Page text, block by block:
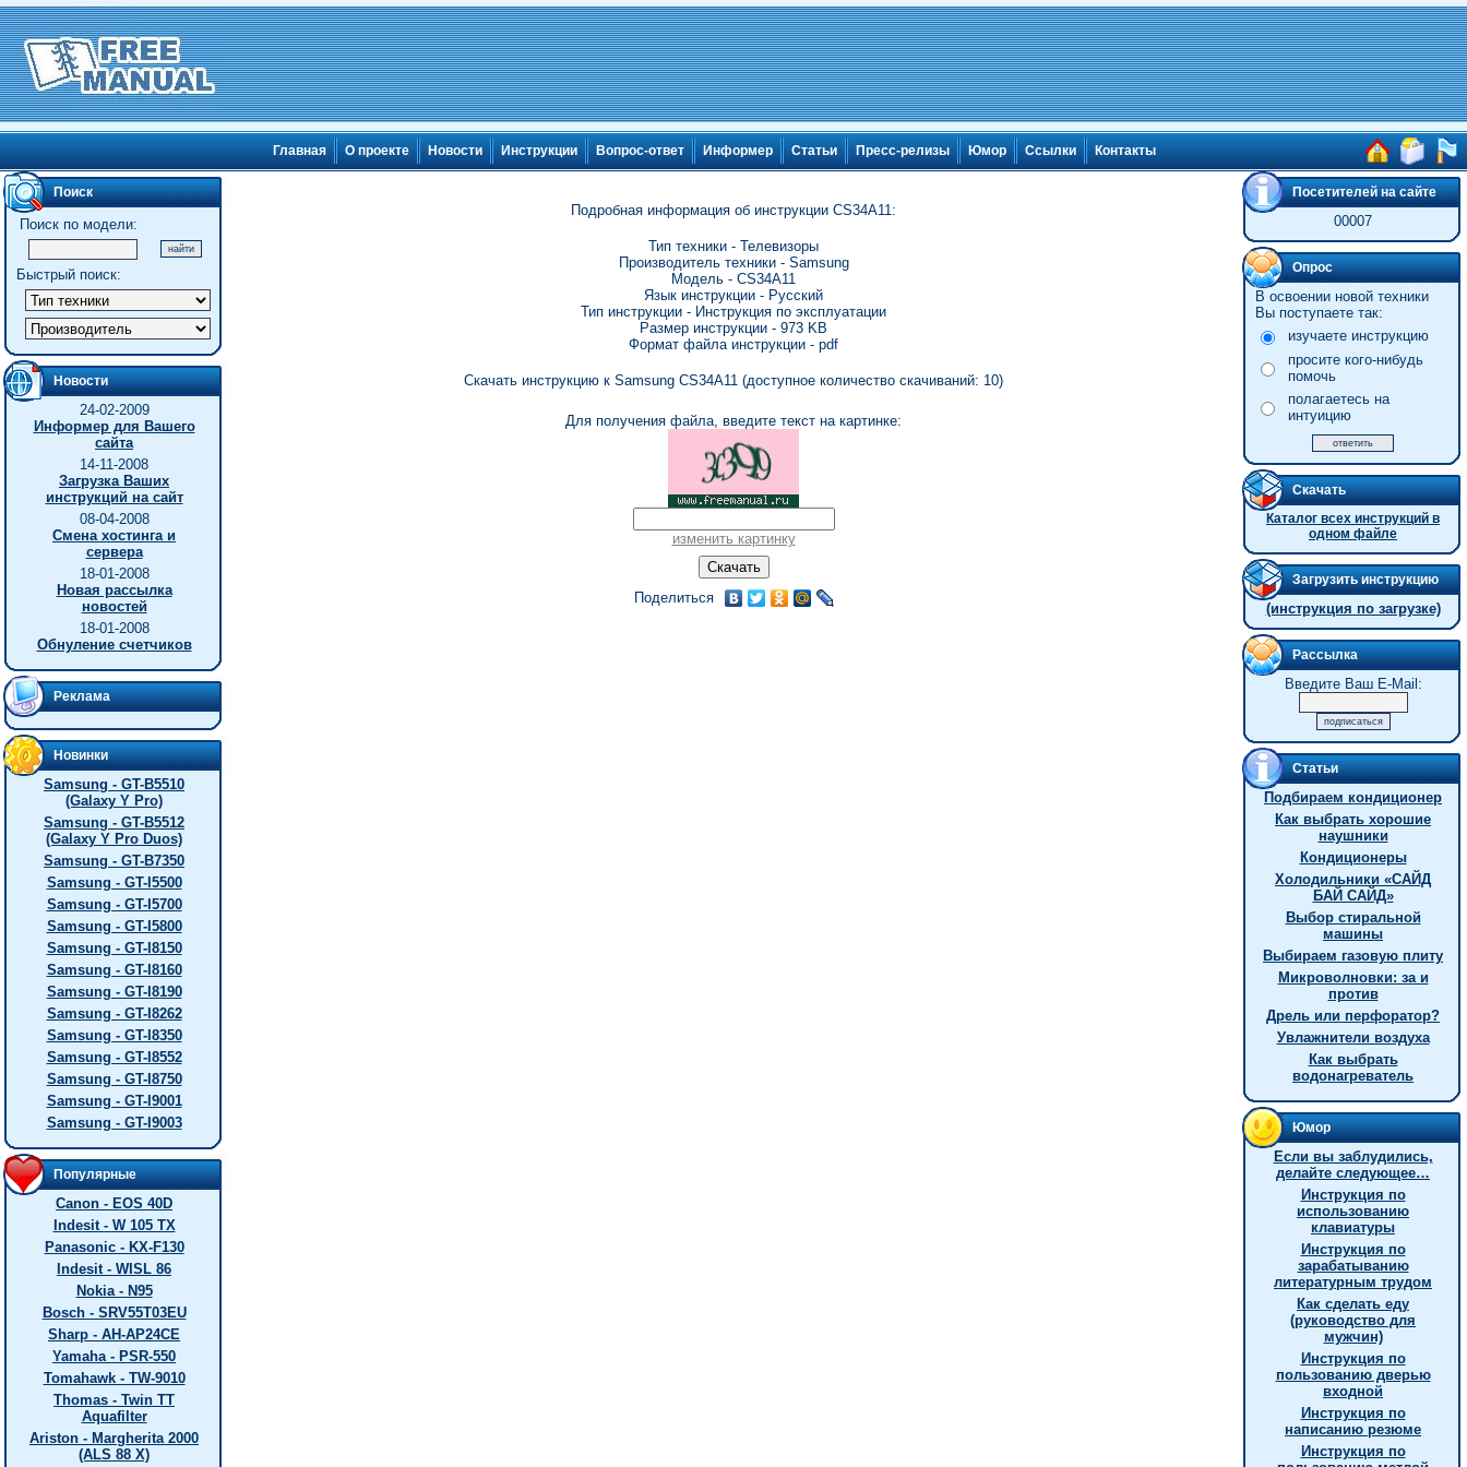
Главная О проекте Новости Инструкции Вопрос-ответ Информер Статьи Пресс-релизы Юмор Ссылки Контакты
Поиск
Поиск по модели:
Быстрый поиск:
Новости
24-02-2009
Информер для Вашего
сайта
14-11-2008
Загрузка Ваших
инструкций на сайт
08-04-2008
Смена хостинга и
сервера
18-01-2008
Новая рассылка
новостей
18-01-2008
Обнуление счетчиков
Реклама
Новинки
Samsung - GT-B5510
(Galaxy Y Pro)
Samsung - GT-B5512
(Galaxy Y Pro Duos)
Samsung - GT-B7350
Samsung - GT-I5500
Samsung - GT-I5700
Samsung - GT-I5800
Samsung - GT-I8150
Samsung - GT-I8160
Samsung - GT-I8190
Samsung - GT-I8262
Samsung - GT-I8350
Samsung - GT-I8552
Samsung - GT-I8750
Samsung - GT-I9001
Samsung - GT-I9003
Популярные
Canon - EOS 40D
Indesit - W 105 TX
Panasonic - KX-F130
Indesit - WISL 86
Nokia - N95
Bosch - SRV55T03EU
Sharp - AH-AP24CE
Yamaha - PSR-550
Tomahawk - TW-9010
Thomas - Twin TT
Aquafilter
Ariston - Margherita 2000
(ALS 88 X)
Подробная информация об инструкции CS34A11:
Тип техники - Телевизоры
Производитель техники - Samsung
Модель - CS34A11
Язык инструкции - Русский
Тип инструкции - Инструкция по эксплуатации
Размер инструкции - 973 KB
Формат файла инструкции - pdf
Скачать инструкцию к Samsung CS34A11 (доступное количество скачиваний: 10)
Для получения файла, введите текст на картинке:
изменить картинку
Поделиться
Посетителей на сайте
00007
Опрос
В освоении новой техники
Вы поступаете так:
изучаете инструкцию
просите кого-нибудь
помочь
полагаетесь на
интуицию
Скачать
Каталог всех инструкций в
одном файле
Загрузить инструкцию
(инструкция по загрузке)
Рассылка
Введите Ваш E-Mail:
Статьи
Подбираем кондиционер
Как выбрать хорошие
наушники
Кондиционеры
Холодильники «САЙД
БАЙ САЙД»
Выбор стиральной
машины
Выбираем газовую плиту
Микроволновки: за и
против
Дрель или перфоратор?
Увлажнители воздуха
Как выбрать
водонагреватель
Юмор
Если вы заблудились,
делайте следующее…
Инструкция по
использованию
клавиатуры
Инструкция по
зарабатыванию
литературным трудом
Как сделать еду
(руководство для
мужчин)
Инструкция по
пользованию дверью
входной
Инструкция по
написанию резюме
Инструкция по